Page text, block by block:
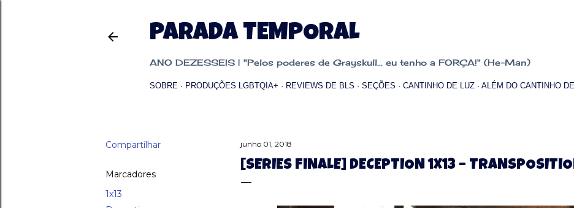
PARADA TEMPORAL
ANO DEZESSEIS | "Pelos poderes de Grayskull... eu tenho a FORÇA!" (He-Man)
SOBRE PRODUÇÕES LGBTQIA+ REVIEWS DE BLS SEÇÕES CANTINHO DE LUZ ALÉM DO CANTINHO
Compartilhar
Marcadores
1x13
junho 01, 2018
[SERIES FINALE] DECEPTION 1X13 –